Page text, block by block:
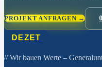
PROJEKT ANFRAGEN →
DEZET
// Wir bauen Werte –